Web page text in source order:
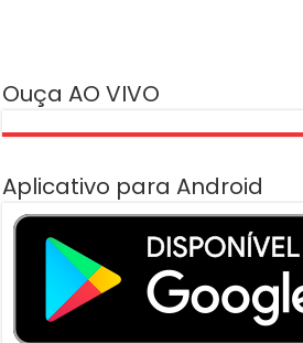
Ouça AO VIVO
Aplicativo para Android